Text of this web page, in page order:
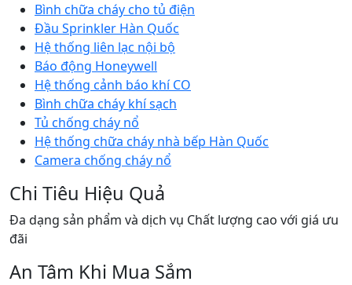
Bình chữa cháy cho tủ điện
Đầu Sprinkler Hàn Quốc
Hệ thống liên lạc nội bộ
Báo động Honeywell
Hệ thống cảnh báo khí CO
Bình chữa cháy khí sạch
Tủ chống cháy nổ
Hệ thống chữa cháy nhà bếp Hàn Quốc
Camera chống cháy nổ
Chi Tiêu Hiệu Quả
Đa dạng sản phẩm và dịch vụ Chất lượng cao với giá ưu
đãi
An Tâm Khi Mua Sắm